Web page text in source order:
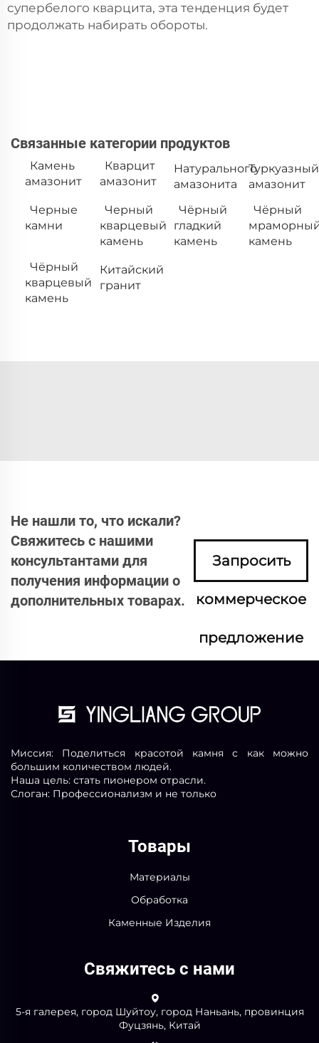
супербелого кварцита, эта тенденция будет
продолжать набирать обороты.
Связанные категории продуктов
Камень
амазонит
Кварцит
амазонит
Натурального
амазонита
Туркуазный
амазонит
Черные
камни
Черный
кварцевый
камень
Чёрный
гладкий
камень
Чёрный
камень
Чёрный
кварцевый
камень
Китайский
гранит
Не нашли то, что искали?
Свяжитесь с нашими
консультантами для
получения информации о
дополнительных товарах.
Запросить
коммерческое
предложение
Миссия: Поделиться красотой камня с как можно
большим количеством людей.
Наша цель: стать пионером отрасли.
Слоган: Профессионализм и не только
Товары
Материалы
Обработка
Каменные Изделия
Свяжитесь с нами
5-я галерея, город Шуйтоу, город Наньань, провинция
Фуцзянь, Китай